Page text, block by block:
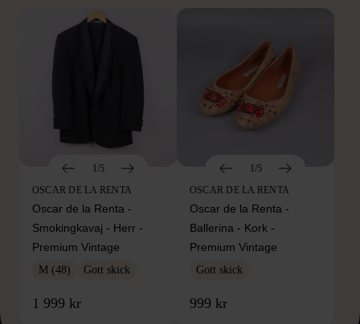
1/5
OSCAR DE LA RENTA
Oscar de la Renta -
Smokingkavaj - Herr -
Premium Vintage
M (48) Gott skick
1 999 kr
1/5
OSCAR DE LA RENTA
Oscar de la Renta -
Ballerina - Kork -
Premium Vintage
Gott skick
999 kr